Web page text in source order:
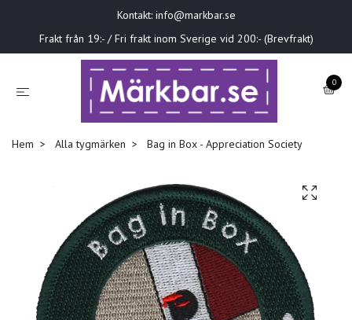
Kontakt: info@markbar.se
Frakt från 19:- / Fri frakt inom Sverige vid 200:- (Brevfrakt)
0
Hem Alla tygmärken Bag in Box - Appreciation Society